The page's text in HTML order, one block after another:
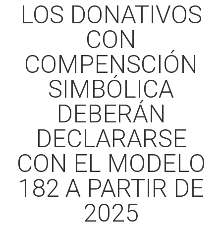
LOS DONATIVOS
CON
COMPENSCIÓN
SIMBÓLICA
DEBERÁN
DECLARARSE
CON EL MODELO
182 A PARTIR DE
2025